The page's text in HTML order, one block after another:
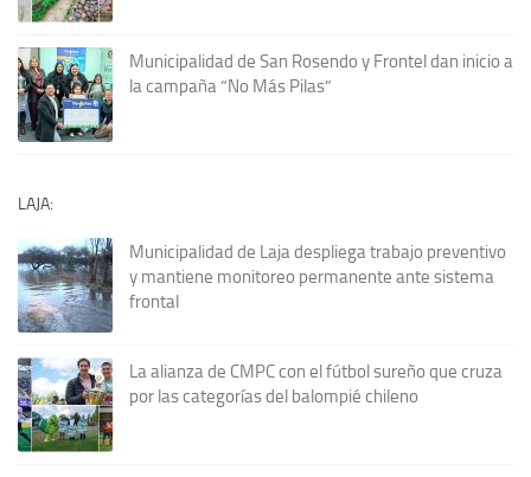
Municipalidad de San Rosendo y Frontel dan inicio a
la campaña “No Más Pilas”
LAJA:
Municipalidad de Laja despliega trabajo preventivo
y mantiene monitoreo permanente ante sistema
frontal
La alianza de CMPC con el fútbol sureño que cruza
por las categorías del balompié chileno